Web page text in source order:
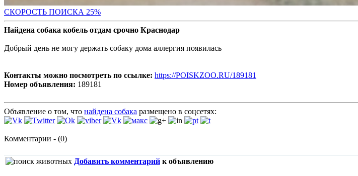
СКОРОСТЬ ПОИСКА 25%
Найдена собака кобель отдам срочно Краснодар
Добрый день не могу держать собаку дома аллергия появилась
Контакты можно посмотреть по ссылке: https://POISKZOO.RU/189181
Номер объявления: 189181
Объявление о том, что найдена собака размещено в соцсетях:
Комментарии - (0)
Добавить комментарий к объявлению